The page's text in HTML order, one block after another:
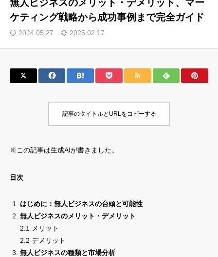
無人ビジネスのメリット・デメリット、マー
ケティング戦略から成功事例まで完全ガイド
2024.05.27 2025.02.17
記事のタイトルとURLをコピーする
※この記事は生成AIが書きました。
目次
はじめに：無人ビジネスの台頭と可能性
無人ビジネスのメリット・デメリット
2.1 メリット
2.2 デメリット
無人ビジネスの種類と市場分析
スポンサー登録
サロン会員登録
ログイン
利用規約
運営会社